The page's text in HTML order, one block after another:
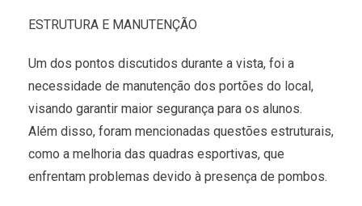
ESTRUTURA E MANUTENÇÃO
Um dos pontos discutidos durante a vista, foi a
necessidade de manutenção dos portões do local,
visando garantir maior segurança para os alunos.
Além disso, foram mencionadas questões estruturais,
como a melhoria das quadras esportivas, que
enfrentam problemas devido à presença de pombos.